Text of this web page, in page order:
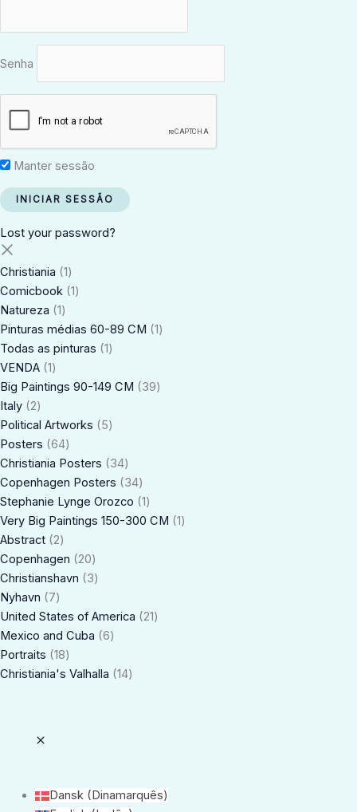
Senha
Manter sessão
Lost your password?
Christiania
1
Comicbook 1
Natureza
1
Pinturas médias 60-89 CM
1
Todas as pinturas
1
VENDA 1
Big Paintings 90-149 CM
39
Italy 2
Political Artworks
5
Posters
64
Christiania Posters
34
Copenhagen Posters
34
Stephanie Lynge Orozco
1
Very Big Paintings 150-300 CM
1
Abstract 2
Copenhagen
20
Christianshavn
3
Nyhavn
7
United States of America
21
Mexico and Cuba
6
Portraits
18
Christiania's Valhalla
14
Dansk( Dinamarquês)